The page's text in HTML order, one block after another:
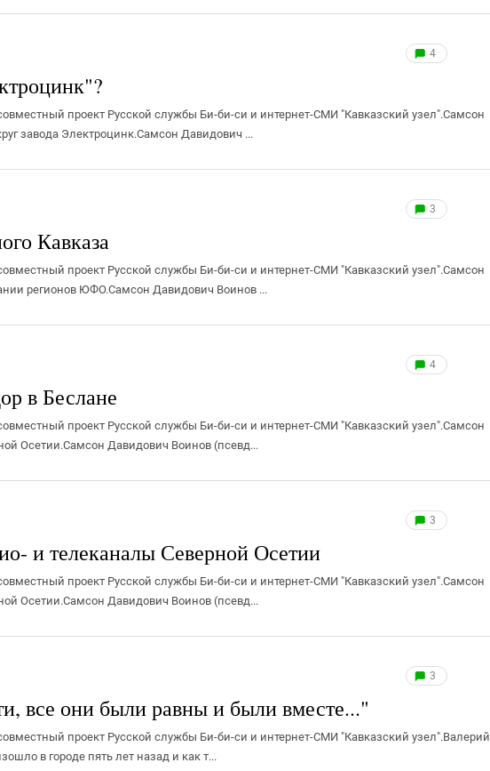
4
проект Русской службы Би-би-си и интернет-СМИ "Кавказский узел".Самсон
завода Электроцинк.Самсон Давидович ...
3
Кавказа
проект Русской службы Би-би-си и интернет-СМИ "Кавказский узел".Самсон
регионов ЮФО.Самсон Давидович Воинов ...
4
в Беслане
проект Русской службы Би-би-си и интернет-СМИ "Кавказский узел".Самсон
Осетии.Самсон Давидович Воинов (псевд...
3
и телеканалы Северной Осетии
проект Русской службы Би-би-си и интернет-СМИ "Кавказский узел".Самсон
Осетии.Самсон Давидович Воинов (псевд...
3
все они были равны и были вместе..."
проект Русской службы Би-би-си и интернет-СМИ "Кавказский узел".Валерий
в городе пять лет назад и как т...